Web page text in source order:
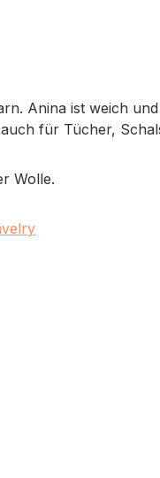
Anina ist weich
für Tücher,
Wolle.